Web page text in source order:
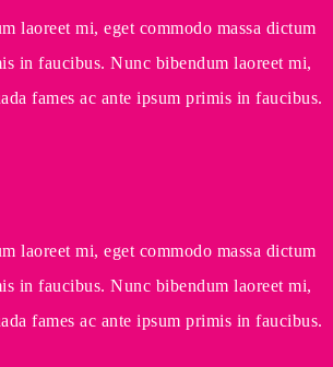
laoreet mi, eget commodo massa dictum
in faucibus. Nunc bibendum laoreet mi,
fames ac ante ipsum primis in faucibus.
laoreet mi, eget commodo massa dictum
in faucibus. Nunc bibendum laoreet mi,
fames ac ante ipsum primis in faucibus.